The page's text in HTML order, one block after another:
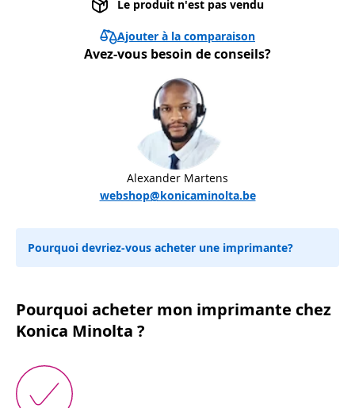
Le produit n'est pas vendu
Ajouter à la comparaison
Avez-vous besoin de conseils?
Alexander Martens
webshop@konicaminolta.be
Pourquoi devriez-vous acheter une imprimante?
Pourquoi acheter mon imprimante chez
Konica Minolta ?